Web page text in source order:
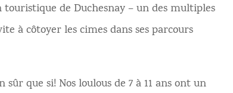
touristique de Duchesnay – un des multiples
à côtoyer les cimes dans ses parcours
que si! Nos loulous de 7 à 11 ans ont un